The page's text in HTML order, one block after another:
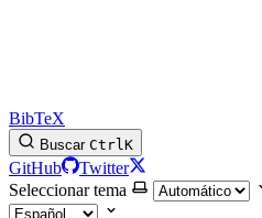
BibTeX
Buscar CtrlK
GitHub
Twitter
Seleccionar tema